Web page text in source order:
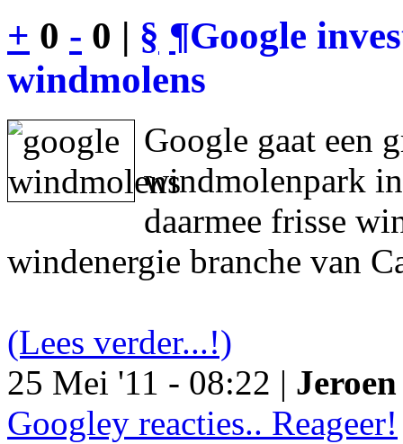
+ 0 - 0 | § ¶Google
windmolens
Google gaat een
windmolenpark
daarmee frisse
windenergie branche van
(Lees verder...!)
25 Mei '11 - 08:22 |
Googley reacties.. Reageer!